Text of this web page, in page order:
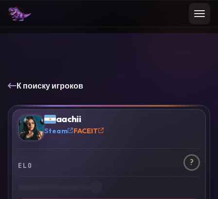
К поиску игроков
? aachii
Steam FACEIT
ELO ?